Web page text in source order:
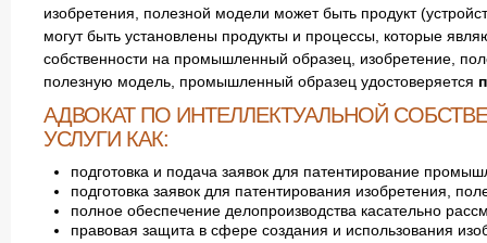
изобретения, полезной модели может быть продукт
могут быть установлены продукты и процессы, которые
собственности на промышленный образец, изобретение,
полезную модель, промышленный образец удостоверяется
АДВОКАТ ПО ИНТЕЛЛЕКТУАЛЬНОЙ
УСЛУГИ КАК:
подготовка и подача заявок для патентирование
подготовка заявок для патентирования изобретения,
полное обеспечение делопроизводства касательно
правовая защита в сфере создания и использования